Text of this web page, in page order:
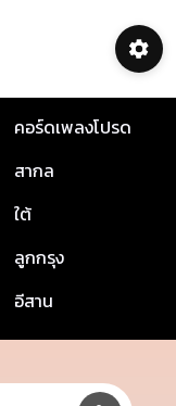
คอร์ดเพลงโปรด
สากล
ใต้
ลูกกรุง
อีสาน